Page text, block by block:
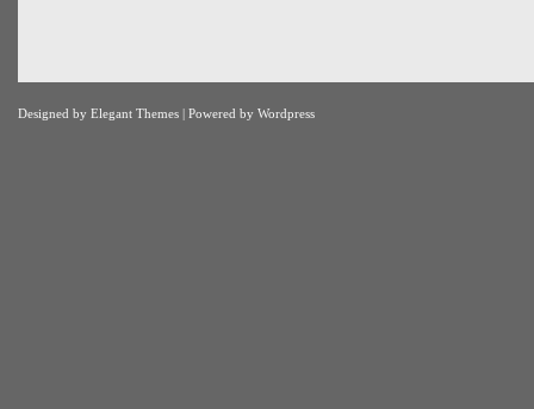
Designed by Elegant Themes | Powered by Wordpress